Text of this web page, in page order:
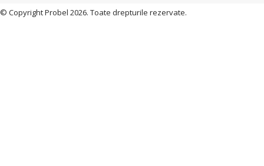
© Copyright Probel 2026. Toate drepturile rezervate.